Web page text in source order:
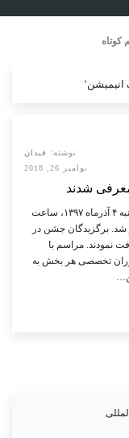
نوشته:
فیدان
نوامبر 26, 2018
شدند
فیدان: دهمین جشن بزرگ انیمیشن ایران در روز یکشنبه ۴ آذرماه ۱۳۹۷، ساعت
شد. برگزیدگان جشن در
نمودند. مراسم با
تخصصی هر بخش به